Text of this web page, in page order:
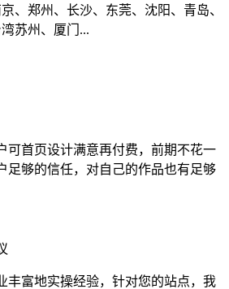
、郑州、长沙、东莞、沈阳、青岛、
苏州、厦门...
可首页设计满意再付费，前期不花一
足够的信任，对自己的作品也有足够
丰富地实操经验，针对您的站点，我